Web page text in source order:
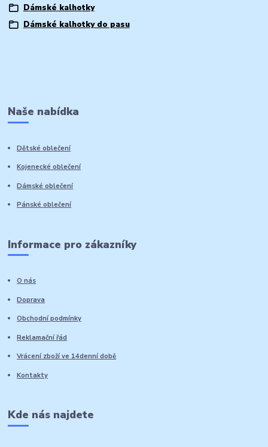
Dámské kalhotky
Dámské kalhotky do pasu
Naše nabídka
Dětské oblečení
Kojenecké oblečení
Dámské oblečení
Pánské oblečení
Informace pro zákazníky
O nás
Doprava
Obchodní podmínky
Reklamační řád
Vrácení zboží ve 14denní době
Kontakty
Kde nás najdete